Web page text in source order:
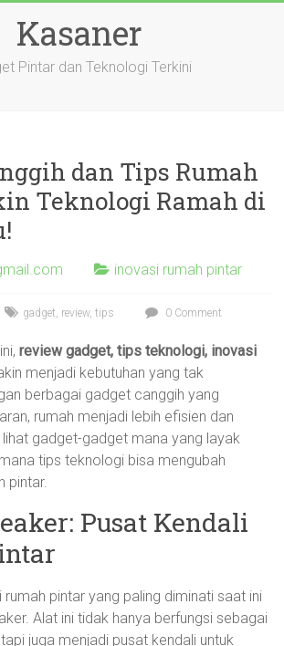
Kasaner
Pintar dan Teknologi Terkini
dan Tips Rumah
Teknologi Ramah di
inovasi rumah pintar
gadget, review,tips 0 Comment
review gadget, tips teknologi, inovasi
menjadi kebutuhan yang tak
berbagai gadget canggih yang
rumah menjadi lebih efisien dan
gadget-gadget mana yang layak
tips teknologi bisa mengubah
pintar.
Pusat Kendali
rumah pintar yang paling diminati saat ini
Alat ini tidak hanya berfungsi sebagai
juga menjadi pusat kendali untuk